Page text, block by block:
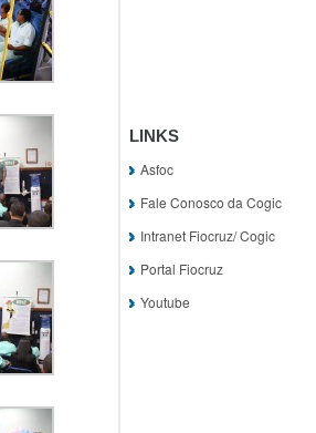
LINKS
Asfoc
Fale Conosco da Cogic
Intranet Fiocruz/ Cogic
Portal Fiocruz
Youtube